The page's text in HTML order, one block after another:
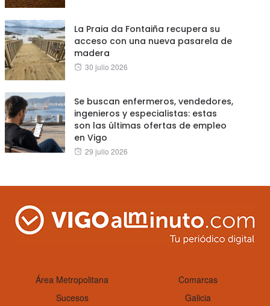
La Praia da Fontaiña recupera su
acceso con una nueva pasarela de
madera
Posted
30 julio 2026
Se buscan enfermeros, vendedores,
ingenieros y especialistas: estas
son las últimas ofertas de empleo
en Vigo
Posted
29 julio 2026
Área Metropolitana
Comarcas
Sucesos
Galicia